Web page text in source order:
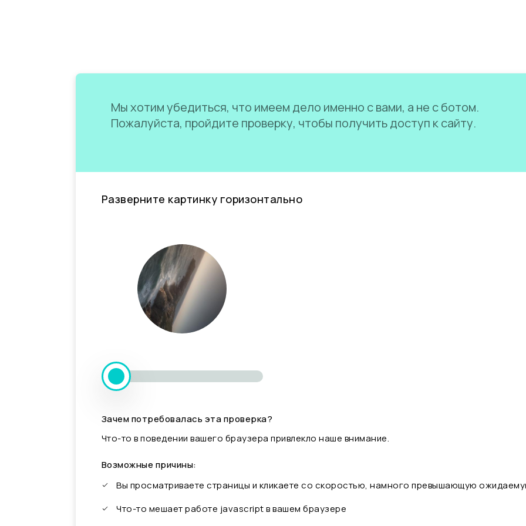
Мы хотим убедиться, что имеем дело именно с вами, а не с ботом.
Пожалуйста, пройдите проверку, чтобы получить доступ к сайту.
Разверните картинку горизонтально
Зачем потребовалась эта проверка?
Что-то в поведении вашего браузера привлекло наше внимание.
Возможные причины:
Вы просматриваете страницы и кликаете со скоростью, намного превышающую
Что-то мешает работе javascript в вашем браузере